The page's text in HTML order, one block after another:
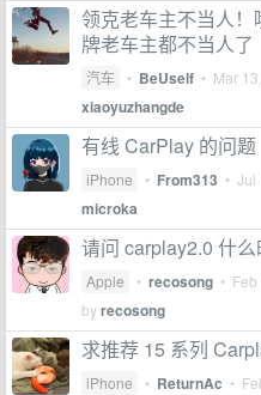
领克老车主不当人
牌老车主都不当人了
汽车 • BeUself • Mar
xiaoyuzhangde
有线 CarPlay 的问题
iPhone • From313 • Jul
microka
请问 carplay2.0 什
Apple • recosong •
byrecosong
求推荐 15 系列
iPhone • ReturnAc •